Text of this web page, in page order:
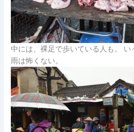
中には、裸足で歩いている人も。
雨は怖くない。